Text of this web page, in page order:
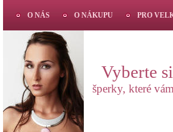
O NÁS O NÁKUPU PRO
Vyberte
šperky, které